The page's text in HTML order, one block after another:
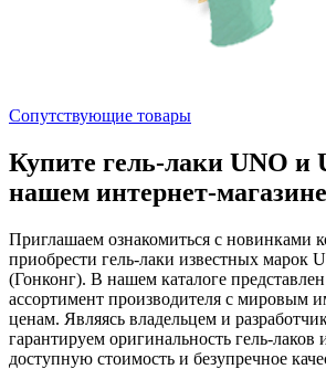
Сопутствующие товары
Купите гель-лаки UNO и
нашем интернет-
Приглашаем ознакомиться с новинками
приобрести гель-лаки известных марок
(Гонконг). В нашем каталоге
ассортимент производителя с мировым
ценам. Являясь владельцем и
гарантируем оригинальность гель-лаков
доступную стоимость и безупречное